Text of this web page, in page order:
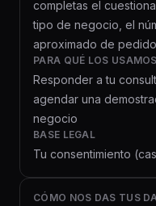
completas el
tipo de negocio, el
aproximado de
PARA QUÉ LOS USAMOS
Responder a tu
agendar una
negocio
BASE LEGAL
Tu consentimiento
CÓMO NOS DAS TUS